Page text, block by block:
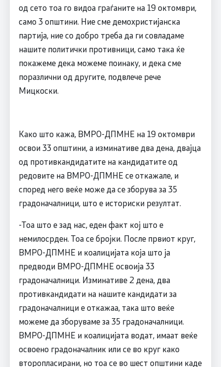
од сето тоа го видоа граѓаните на 19 октомври,
само 3 општини. Ние сме демохристијанска
партија, ние со добро треба да ги совладаме
нашите политички противници, само така ќе
покажеме дека можеме поинаку, и дека сме
поразлични од другите, подвлече рече
Мицкоски.
Како што кажа, ВМРО-ДПМНЕ на 19 октомври
освои 33 општини, а изминативе два дена, двајца
од противкандидатите на кандидатите од
редовите на ВМРО-ДПМНЕ се откажале, и
според него веќе може да се зборува за 35
градоначалници, што е историски резултат.
-Тоа што е зад нас, еден факт кој што е
немилосрден. Тоа се бројки. После првиот круг,
ВМРО-ДПМНЕ и коалицијата која што ја
предводи ВМРО-ДПМНЕ освоија 33
градоначалници. Изминативе 2 дена, два
противкандидати на нашите кандидати за
градоначалници е откажаа, така што веќе
можеме да зборуваме за 35 градоначалници.
ВМРО-ДПМНЕ и коалицијата водат, имаат веќе
освоено градоначалник или се во круг како
второпласирани, но тоа се во шест општини каде